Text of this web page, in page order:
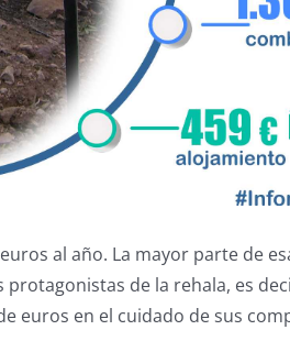
al año. La mayor parte de
de la rehala, es
euros en el cuidado de sus